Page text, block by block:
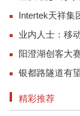
Intertek天祥集
业内人士：移
阳澄湖创客大
银都路隧道有
精彩推荐